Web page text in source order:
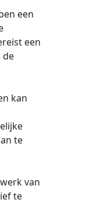
een
een
de
kan
te
van
te